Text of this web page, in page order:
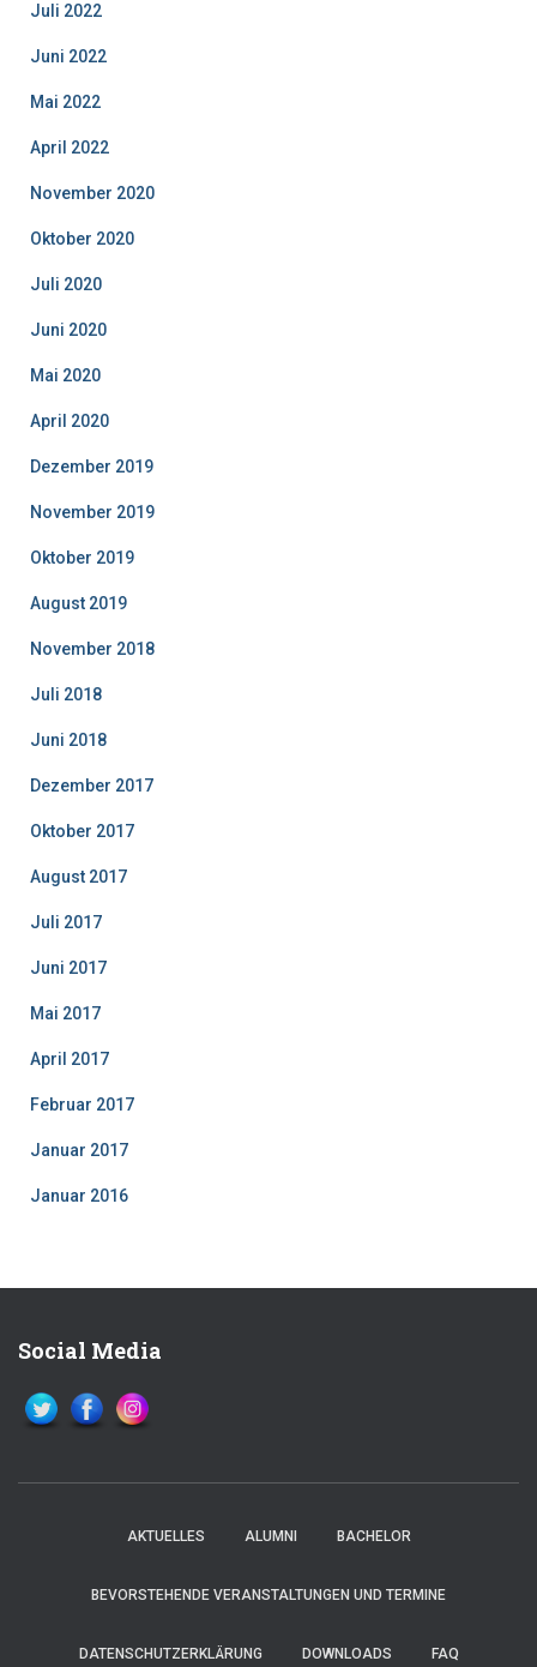
Juli 2022
Juni 2022
Mai 2022
April 2022
November 2020
Oktober 2020
Juli 2020
Juni 2020
Mai 2020
April 2020
Dezember 2019
November 2019
Oktober 2019
August 2019
November 2018
Juli 2018
Juni 2018
Dezember 2017
Oktober 2017
August 2017
Juli 2017
Juni 2017
Mai 2017
April 2017
Februar 2017
Januar 2017
Januar 2016
Social Media
AKTUELLES ALUMNI BACHELOR
BEVORSTEHENDE VERANSTALTUNGEN UND TERMINE
DATENSCHUTZERKLÄRUNG DOWNLOADS FAQ